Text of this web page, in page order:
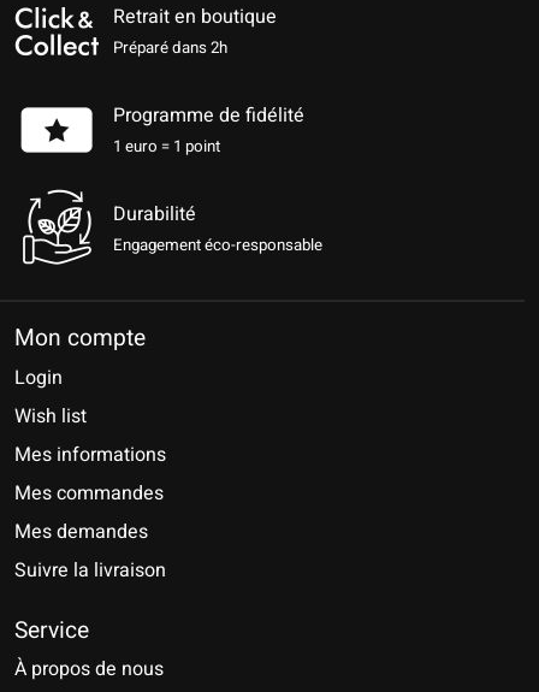
Retrait en boutique
Préparé dans 2h
Programme de fidélité
1 euro = 1 point
Durabilité
Engagement éco-responsable
Mon compte
Login
Wish list
Mes informations
Mes commandes
Mes demandes
Suivre la livraison
Service
À propos de nous